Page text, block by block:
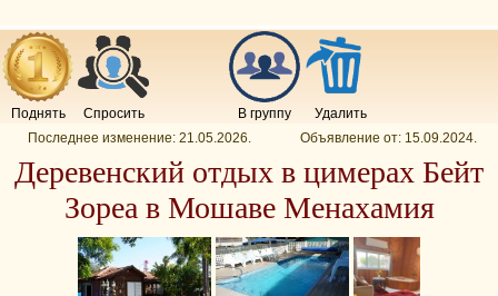
Поднять Спросить В группу
Удалить
Последнее изменение: 21.05.2026. Объявление от: 15.09.2024.
Деревенский отдых в цимерах Бейт
Зореа в Мошаве Менахамия